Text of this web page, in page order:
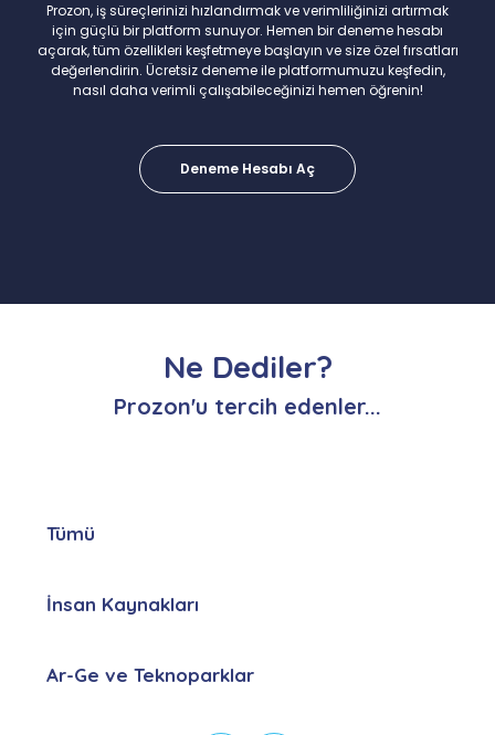
Prozon, iş süreçlerinizi hızlandırmak ve verimliliğinizi artırmak
için güçlü bir platform sunuyor. Hemen bir deneme hesabı
açarak, tüm özellikleri keşfetmeye başlayın ve size özel fırsatları
değerlendirin. Ücretsiz deneme ile platformumuzu keşfedin,
nasıl daha verimli çalışabileceğinizi hemen öğrenin!
Deneme Hesabı Aç
Ne Dediler?
Prozon'u tercih edenler...
Tümü
İnsan Kaynakları
Ar-Ge ve Teknoparklar